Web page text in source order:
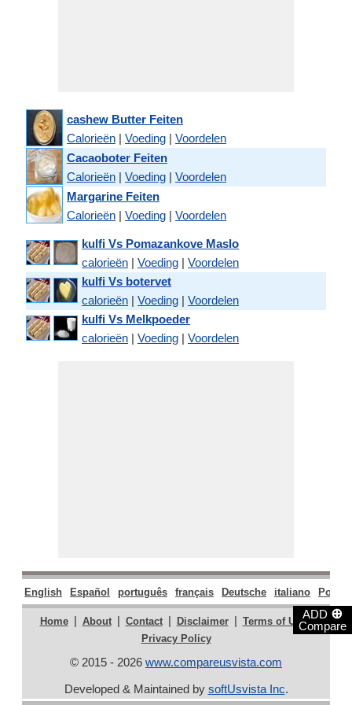
ADD ⊕
Compare
cashew Butter Feiten
Calorieën | Voeding | Voordelen
Cacaoboter Feiten
Calorieën | Voeding | Voordelen
Margarine Feiten
Calorieën | Voeding | Voordelen
kulfi Vs Pomazankove Maslo
calorieën | Voeding | Voordelen
kulfi Vs botervet
calorieën | Voeding | Voordelen
kulfi Vs Melkpoeder
calorieën | Voeding | Voordelen
English Español português français Deutsche italiano
Home | About | Contact | Disclaimer | Terms of Use |
Privacy Policy
© 2015 - 2026 www.compareusvista.com
Developed & Maintained by softUsvista Inc.